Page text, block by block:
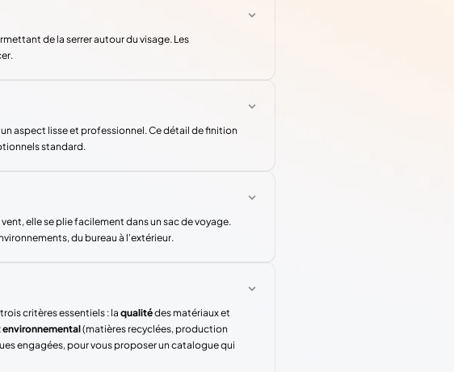
de la serrer autour du visage. Les
aspect lisse et professionnel. Ce détail de finition
standard.
elle se plie facilement dans un sac de voyage.
du bureau à l'extérieur.
critères essentiels : la qualitédes matériaux et
(matières recyclées, production
engagées, pour vous proposer un catalogue qui